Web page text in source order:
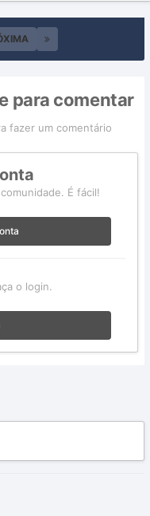
para comentar
fazer um comentário
É fácil!
o login.